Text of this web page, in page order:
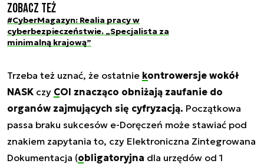
Zobacz też
#CyberMagazyn: Realia pracy w
cyberbezpieczeństwie. „Specjalista za
minimalną krajową”
Trzeba też uznać, że ostatnie kontrowersje wokół
NASK czy COI znacząco obniżają zaufanie do
organów zajmujących się cyfryzacją. Początkowa
passa braku sukcesów e-Doręczeń może stawiać pod
znakiem zapytania to, czy Elektroniczna Zintegrowana
Dokumentacja (obligatoryjna dla urzędów od 1